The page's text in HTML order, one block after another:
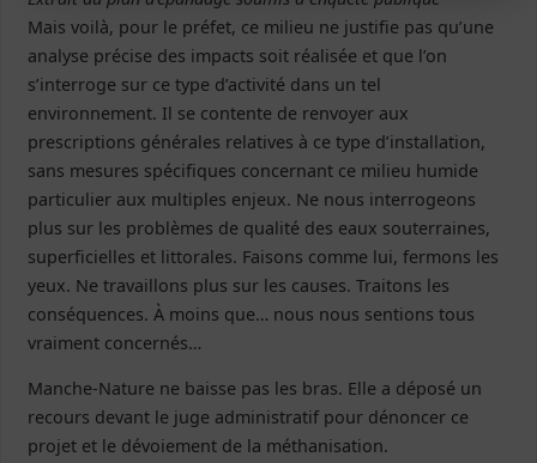
Mais voilà, pour le préfet, ce milieu ne justifie pas qu’une
analyse précise des impacts soit réalisée et que l’on
s’interroge sur ce type d’activité dans un tel
environnement. Il se contente de renvoyer aux
prescriptions générales relatives à ce type d’installation,
sans mesures spécifiques concernant ce milieu humide
particulier aux multiples enjeux. Ne nous interrogeons
plus sur les problèmes de qualité des eaux souterraines,
superficielles et littorales. Faisons comme lui, fermons les
yeux. Ne travaillons plus sur les causes. Traitons les
conséquences. À moins que… nous nous sentions tous
vraiment concernés…
Manche-Nature ne baisse pas les bras. Elle a déposé un
recours devant le juge administratif pour dénoncer ce
projet et le dévoiement de la méthanisation.